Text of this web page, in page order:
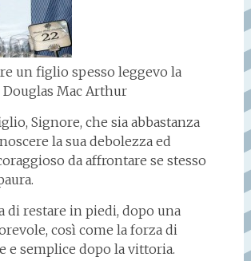
un figlio spesso leggevo la
Mac Arthur
Signore, che sia abbastanza
la sua debolezza ed
da affrontare se stesso
di restare in piedi, dopo una
così come la forza di
e semplice dopo la vittoria.